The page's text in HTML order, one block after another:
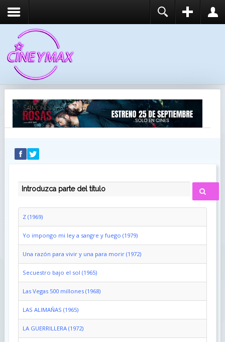
RECUÉRDEME
IDENTIFICARSE
INTRODUZCA PARTE DEL TÍTULO
Z (1969)
Yo impongo mi ley a sangre y fuego (1979)
Una razón para vivir y una para morir (1972)
Secuestro bajo el sol (1965)
Las Vegas 500 millones (1968)
LAS ALIMAÑAS (1965)
LA GUERRILLERA (1972)